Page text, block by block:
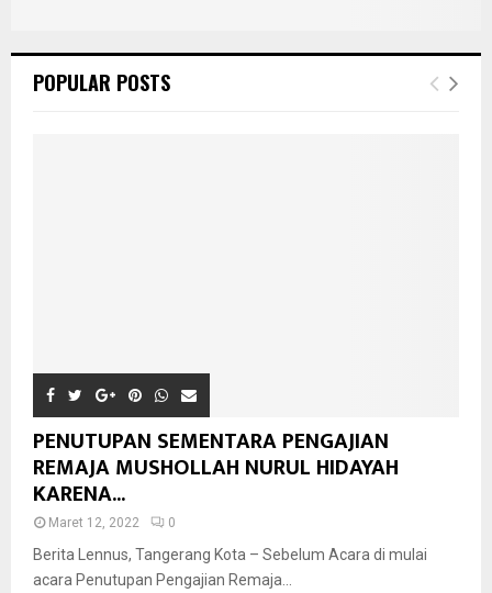
POPULAR POSTS
PENUTUPAN SEMENTARA PENGAJIAN
REMAJA MUSHOLLAH NURUL HIDAYAH
KARENA...
Maret 12, 2022 0
Berita Lennus, Tangerang Kota – Sebelum Acara di mulai
acara Penutupan Pengajian Remaja...